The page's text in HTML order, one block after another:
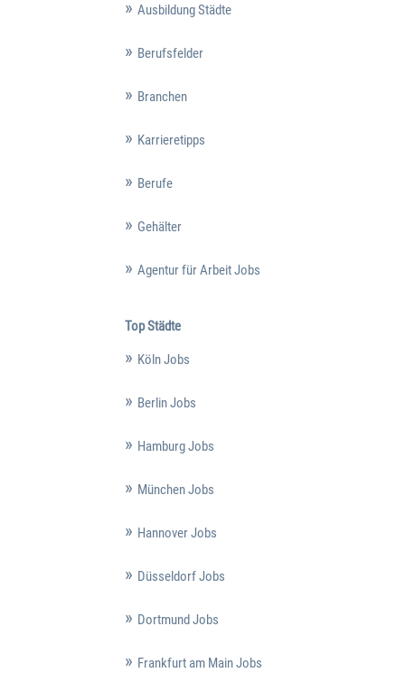
Ausbildung Städte
Berufsfelder
Branchen
Karrieretipps
Berufe
Gehälter
Agentur für Arbeit Jobs
Top Städte
Köln Jobs
Berlin Jobs
Hamburg Jobs
München Jobs
Hannover Jobs
Düsseldorf Jobs
Dortmund Jobs
Frankfurt am Main Jobs